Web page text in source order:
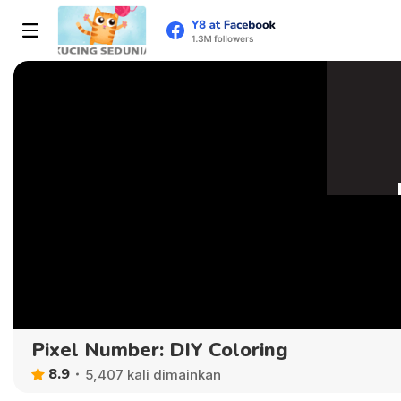
Pixel Number: DIY Coloring
8.9 5,407 kali dimainkan